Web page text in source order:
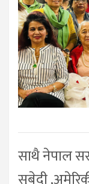
साथै नेपाल